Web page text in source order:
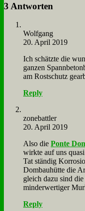
3 Antworten
Wolf­gang
20. April 2019
Ich schätz­te die
gan­zen
am Rost­schutz
Reply
zone­batt­ler
20. April 2019
Al­so die Pon­te
wirk­te auf uns
Tat stän­dig
Dom­bau­hüt­te die
gleich da­zu sind
min­der­wer­ti­ger
Reply